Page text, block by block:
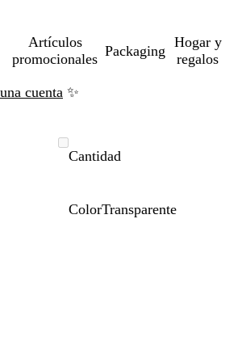
Artículos
promocionales
Packaging
Hogar y
regalos
cuenta ✨
Cantidad
ColorTransparente